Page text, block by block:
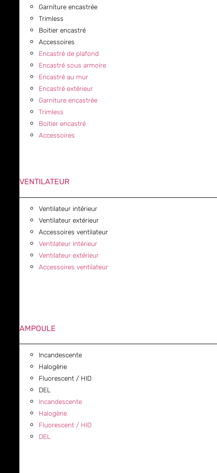
Garniture encastrée
Trimless
Boitier encastré
Accessoires
Encastré de plafond
Encastré sous armoire
Encastré au mur
Encastré extérieur
Garniture encastrée
Trimless
Boitier encastré
Accessoires
VENTILATEUR
Ventilateur intérieur
Ventilateur extérieur
Accessoires ventilateur
Ventilateur intérieur
Ventilateur extérieur
Accessoires ventilateur
AMPOULE
Incandescente
Halogène
Fluorescent / HID
DEL
Incandescente
Halogène
Fluorescent / HID
DEL